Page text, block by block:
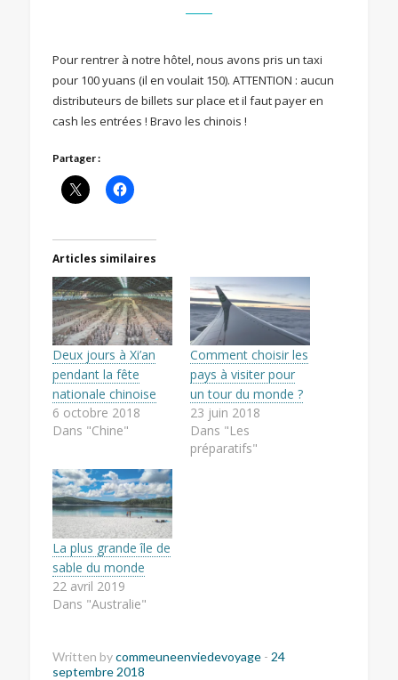
Pour rentrer à notre hôtel, nous avons pris un taxi
pour 100 yuans (il en voulait 150). ATTENTION : aucun
distributeurs de billets sur place et il faut payer en
cash les entrées ! Bravo les chinois !
Partager :
Articles similaires
Deux jours à Xi’an
pendant la fête
nationale chinoise
6 octobre 2018
Dans "Chine"
Comment choisir les
pays à visiter pour
un tour du monde ?
23 juin 2018
Dans "Les
préparatifs"
La plus grande île de
sable du monde
22 avril 2019
Dans "Australie"
Written bycommeuneenviedevoyage - 24
septembre 2018